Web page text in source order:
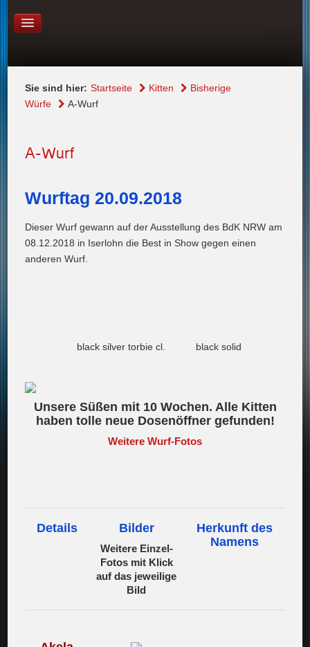
KONTAKT
Sie sind hier: Startseite Kitten
Bisherige
Würfe
A-Wurf
A-Wurf
Wurftag 20.09.2018
Dieser Wurf gewann auf der Ausstellung des BdK NRW am
08.12.2018 in Iserlohn die Best in Show gegen einen
anderen Wurf.
black silver torbie cl. black solid
Unsere Süßen mit 10 Wochen. Alle Kitten
haben tolle neue Dosenöffner gefunden!
Weitere Wurf-Fotos
Details Bilder
Weitere Einzel-
Fotos mit Klick
auf das jeweilige
Bild
Herkunft des
Namens